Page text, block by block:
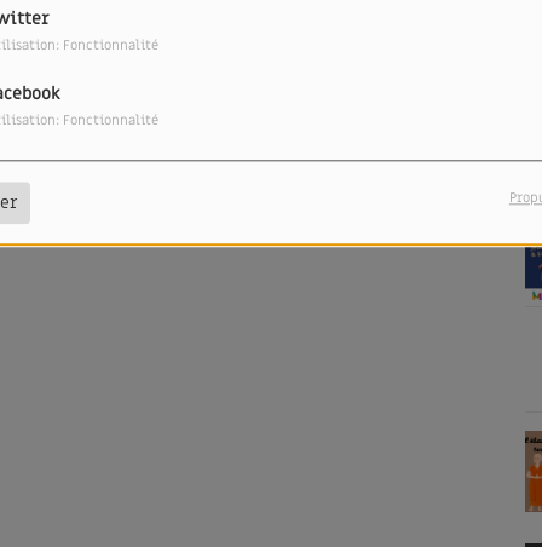
Fonctionnalité
Fonctionnalité
commenter cet article